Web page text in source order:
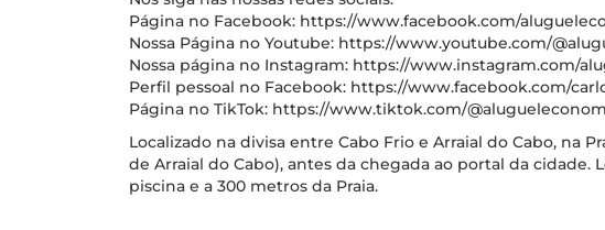
Página no Facebook: https://www.facebook.com/
Nossa Página no Youtube: https://www.youtube.com/
Nossa página no Instagram: https://www.instagram.com/
Perfil pessoal no Facebook: https://www.facebook.com/
Página no TikTok: https://www.tiktok.com/
Localizado na divisa entre Cabo Frio e Arraial do Cabo, na
de Arraial do Cabo), antes da chegada ao portal da cidade.
piscina e a 300 metros da Praia.